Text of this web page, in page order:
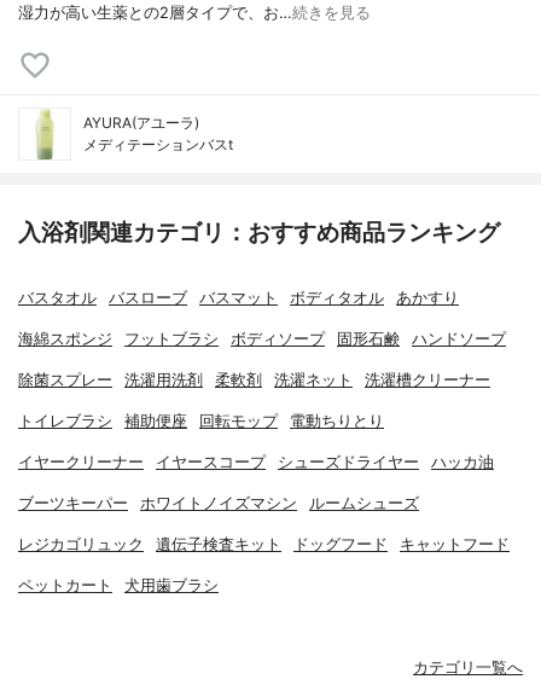
湿力が高い生薬との2層タイプで、お…続きを見る
AYURA(アユーラ)
メディテーションバスt
入浴剤関連カテゴリ：おすすめ商品ランキング
バスタオル バスローブ バスマット ボディタオル あかすり
海綿スポンジ フットブラシ ボディソープ 固形石鹸 ハンドソープ
除菌スプレー 洗濯用洗剤 柔軟剤 洗濯ネット 洗濯槽クリーナー
トイレブラシ 補助便座 回転モップ 電動ちりとり
イヤークリーナー イヤースコープ シューズドライヤー ハッカ油
ブーツキーパー ホワイトノイズマシン ルームシューズ
レジカゴリュック 遺伝子検査キット ドッグフード キャットフード
ペットカート 犬用歯ブラシ
カテゴリ一覧へ